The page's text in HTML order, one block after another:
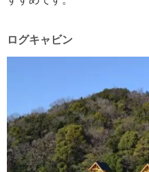
ログキャビン